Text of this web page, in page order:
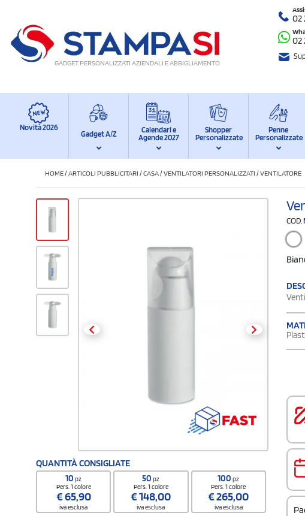
GADGET PERSONALIZZATI AZIENDALI E ABBIGLIAMENTO
02
02
Novità 2026
Gadget A/Z
Calendari e
Agende 2027
Shopper
Personalizzate
Penne
Personalizzate
HOME/ARTICOLI PUBBLICITARI /CASA/VENTILATORI PERSONALIZZATI /VENTILATORE
QUANTITÀ CONSIGLIATE
10pz
Pers. 1 colore
€65,90
iva esclusa
50pz
Pers. 1 colore
€148,00
iva esclusa
100pz
Pers. 1 colore
€265,00
iva esclusa
COD.